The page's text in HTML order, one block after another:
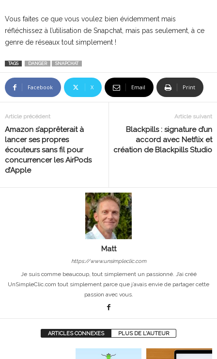
Vous faites ce que vous voulez bien évidemment mais
réfléchissez à l’utilisation de Snapchat, mais pas seulement, à ce
genre de réseaux tout simplement !
TAGS DANGER SNAPCHAT
Facebook X Email Print
Article précédent
Amazon s’apprêterait à
lancer ses propres
écouteurs sans fil pour
concurrencer les AirPods
d’Apple
Article suivant
Blackpills : signature d’un
accord avec Netflix et
création de Blackpills Studio
Matt
https://www.unsimpleclic.com
Je suis comme beaucoup, tout simplement un passionné. J’ai créé
UnSimpleClic.com tout simplement parce que j’avais envie de partager cette
passion avec vous.
ARTICLES CONNEXES PLUS DE L'AUTEUR